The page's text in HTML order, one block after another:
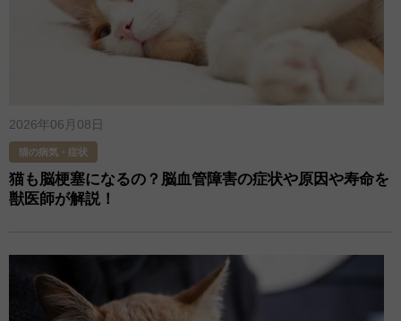
2026年06月08日
猫の病気・症状
猫も脳梗塞になるの？脳血管障害の症状や原因や寿命を
獣医師が解説！